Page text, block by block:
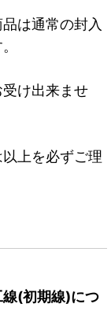
は通常の封入
け出来ませ
上を必ずご理
線(初期線)につ